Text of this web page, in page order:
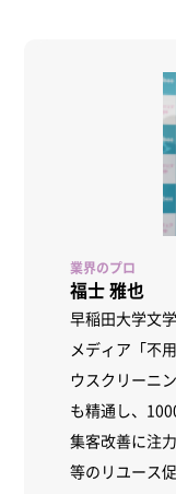
福士 雅也
早稲田大学文
メディア「不
ウスクリーニ
も精通し、
集客改善に注
等のリユース